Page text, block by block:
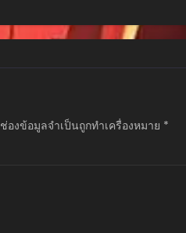
ช่องข้อมูลจำเป็นถูกทำเครื่องหมาย *